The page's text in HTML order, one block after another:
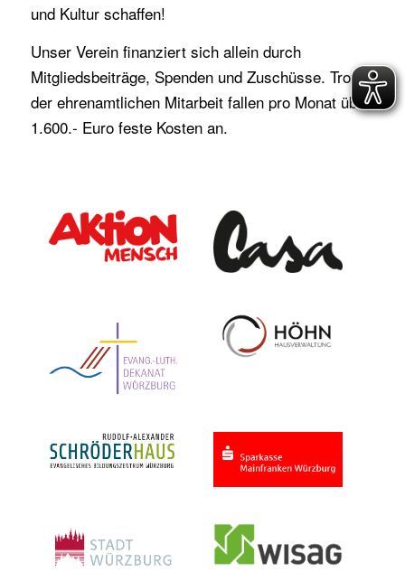
und Kultur schaffen!
Unser Verein finanziert sich allein durch
Mitgliedsbeiträge, Spenden und Zuschüsse. Trotz
der ehrenamtlichen Mitarbeit fallen pro Monat über
1.600.- Euro feste Kosten an.